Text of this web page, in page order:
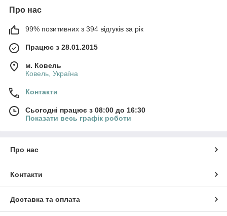
Про нас
99% позитивних з 394 відгуків за рік
Працює з 28.01.2015
м. Ковель
Ковель, Україна
Контакти
Сьогодні працює з 08:00 до 16:30
Показати весь графік роботи
Про нас
Контакти
Доставка та оплата